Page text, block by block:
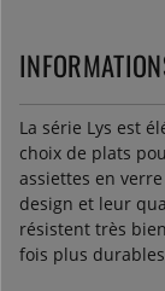
La série Lys est
choix de plats
assiettes en
design et leur
résistent très
fois plus